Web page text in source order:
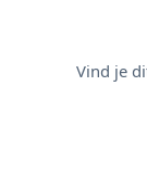
Vind je